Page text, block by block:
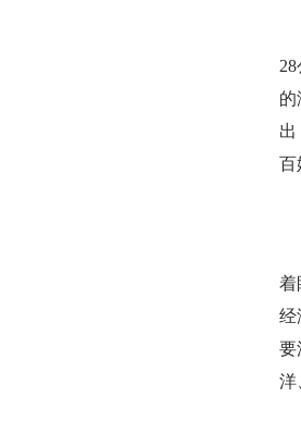
的
出
百
着
经
要
洋